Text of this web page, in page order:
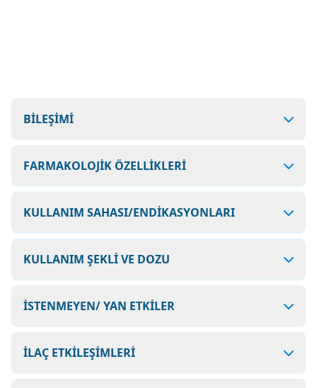
BİLEŞİMİ
FARMAKOLOJİK ÖZELLİKLERİ
KULLANIM SAHASI/ENDİKASYONLARI
KULLANIM ŞEKLİ VE DOZU
İSTENMEYEN/ YAN ETKİLER
İLAÇ ETKİLEŞİMLERİ